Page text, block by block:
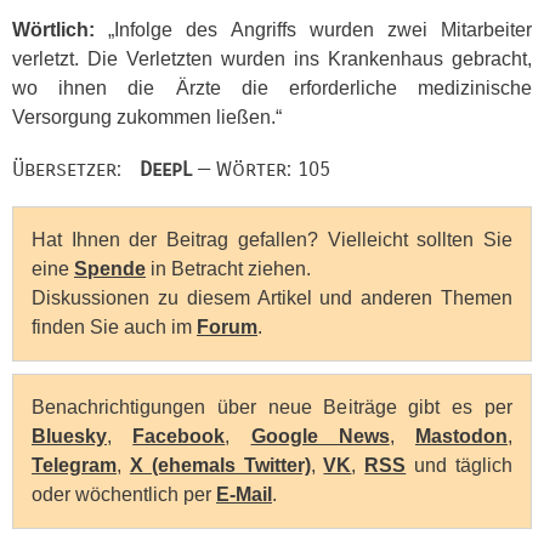
Wörtlich: „Infolge des Angriffs wurden zwei Mitarbeiter
verletzt. Die Verletzten wurden ins Krankenhaus gebracht,
wo ihnen die Ärzte die erforderliche medizinische
Versorgung zukommen ließen.“
Übersetzer: DeepL— Wörter: 105
Hat Ihnen der Beitrag gefallen? Vielleicht sollten Sie
eine Spende in Betracht ziehen.
Diskussionen zu diesem Artikel und anderen Themen
finden Sie auch im Forum.
Benachrichtigungen über neue Beiträge gibt es per
Bluesky, Facebook, Google News, Mastodon,
Telegram, X (ehemals Twitter),VK, RSS und täglich
oder wöchentlich per E-Mail .